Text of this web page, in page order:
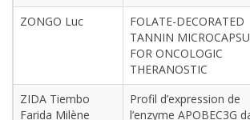
ZONGO Luc
FOLATE-DECORATED
TANNIN
FOR ONCOLOGIC
THERANOSTIC
ZIDA Tiembo
Farida Milène
Profil d’expression de
l’enzyme APOBEC3G